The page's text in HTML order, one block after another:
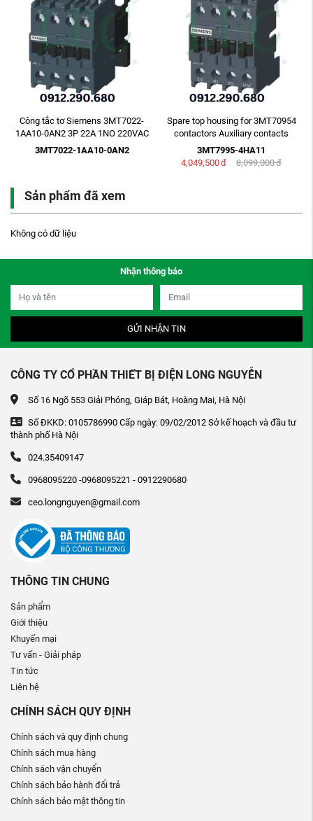
Công tắc tơ Siemens 3MT7022-
1AA10-0AN2 3P 22A 1NO 220VAC
3MT7022-1AA10-0AN2
Spare top housing for 3MT70954
contactors Auxiliary contacts
1NO+1NC
3MT7995-4HA11
4,049,500đ 8,099,000đ
Sản phẩm đã xem
Không có dữ liệu
Nhận thông báo
GỬI NHẬN TIN
CÔNG TY CỔ PHẦN THIẾT BỊ ĐIỆN LONG NGUYỄN
Số 16 Ngõ 553 Giải Phóng, Giáp Bát, Hoàng Mai, Hà Nội
Số ĐKKD: 0105786990 Cấp ngày: 09/02/2012 Sở kế hoạch và đầu tư
thành phố Hà Nội
024.35409147
0968095220 -0968095221 - 0912290680
ceo.longnguyen@gmail.com
THÔNG TIN CHUNG
Sản phẩm
Giới thiệu
Khuyến mại
Tư vấn - Giải pháp
Tin tức
Liên hệ
CHÍNH SÁCH QUY ĐỊNH
Chính sách và quy định chung
Chính sách mua hàng
Chính sách vận chuyển
Chính sách bảo hành đổi trả
Chính sách bảo mật thông tin